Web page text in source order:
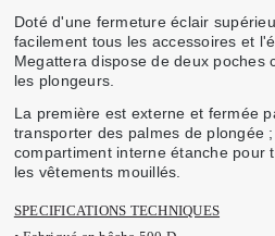
Doté d'une fermeture éclair
facilement tous les accessoires et
Megattera dispose de deux poches
les plongeurs.
La première est externe et fermée
transporter des palmes de plongée
compartiment interne étanche pour
les vêtements mouillés.
SPECIFICATIONS TECHNIQUES